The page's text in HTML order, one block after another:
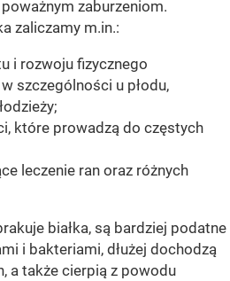
zaburzeniom.
zaliczamy m.in.:
i rozwoju fizycznego
szczególności u płodu,
które prowadzą do częstych
leczenie ran oraz różnych
białka, są bardziej podatne
i bakteriami, dłużej dochodzą
a także cierpią z powodu